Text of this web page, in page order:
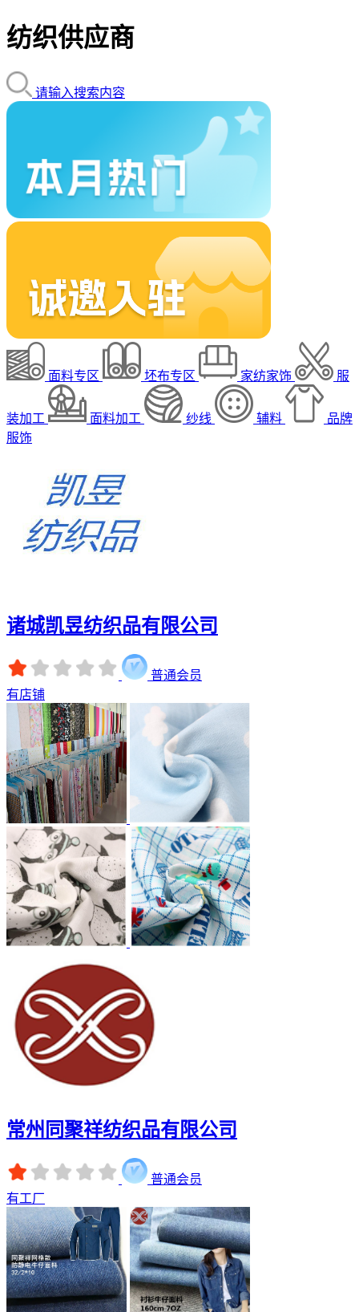
纺织供应商
请输入搜索内容
面料专区 坯布专区 家纺家饰 服
装加工 面料加工 纱线 辅料
品牌
服饰
诸城凯昱纺织品有限公司
普通会员
有店铺
常州同聚祥纺织品有限公司
普通会员
有工厂